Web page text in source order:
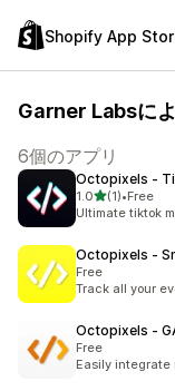
Shopify App
Garner Labsに
6個のアプリ
Octopixels ‑
1.05つ星中
(1)
合計レビュー数：1
•Free
Ultimate tiktok
Octopixels ‑
Free
Track all your
Octopixels ‑
Free
Easily integrate